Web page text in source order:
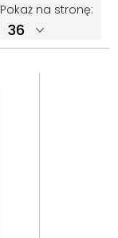
Pokaż na stronę: